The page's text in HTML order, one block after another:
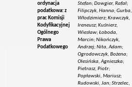
ordynacja
podatkowa: z
prac Komisji
Kodyfikacyjnej
Ogólnego
Prawa
Podatkowego
Stefan; Dowgier, Rafał;
Filipczyk, Hanna; Gurba,
Włodzimierz; Krawczyk,
Ireneusz; Kuśnierz,
Wiesław; Łoboda,
Marcin; Nikończyk,
Andrzej; Nita, Adam;
Ogrodowczyk, Bożena;
Olesińska, Agnieszka;
Pietrasz, Piotr;
Popławski, Mariusz;
Rudowski, Jan; Strzelec,